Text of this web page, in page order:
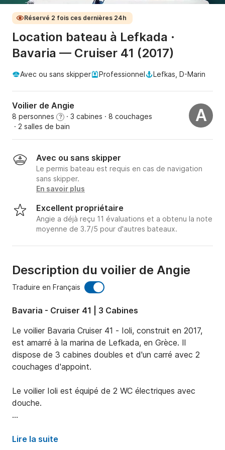
Réservé 2 fois ces dernières 24h
Location bateau à Lefkada ·
Bavaria — Cruiser 41 (2017)
Avec ou sans skipper Professionnel Lefkas, D-Marin
Voilier de Angie
8 personnes ? · 3 cabines · 8 couchages
· 2 salles de bain
A
Avec ou sans skipper
Le permis bateau est requis en cas de navigation
sans skipper.
En savoir plus
Excellent propriétaire
Angie a déjà reçu 11 évaluations et a obtenu la note
moyenne de 3.7/5 pour d'autres bateaux.
Description du voilier de Angie
Traduire en Français
Bavaria - Cruiser 41 | 3 Cabines
Le voilier Bavaria Cruiser 41 - Ioli, construit en 2017,
est amarré à la marina de Lefkada, en Grèce. Il
dispose de 3 cabines doubles et d'un carré avec 2
couchages d'appoint.
Le voilier Ioli est équipé de 2 WC électriques avec
douche.
enrouleur, un convertisseur de courant, des panneaux
Lire la suite